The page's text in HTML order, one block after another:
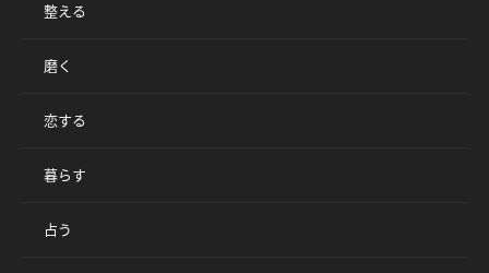
整える
磨く
恋する
暮らす
占う